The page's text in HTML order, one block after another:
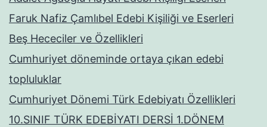
Faruk Nafiz Çamlıbel Edebi Kişiliği ve Eserleri
Beş Hececiler ve Özellikleri
Cumhuriyet döneminde ortaya çıkan edebi
topluluklar
Cumhuriyet Dönemi Türk Edebiyatı Özellikleri
10.SINIF TÜRK EDEBİYATI DERSİ 1.DÖNEM